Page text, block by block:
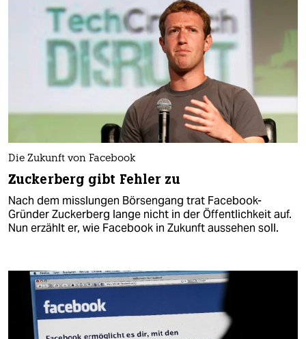
Die Zukunft von Facebook
Zuckerberg gibt Fehler zu
Nach dem misslungen Börsengang trat Facebook-
Gründer Zuckerberg lange nicht in der Öffentlichkeit auf.
Nun erzählt er, wie Facebook in Zukunft aussehen soll.